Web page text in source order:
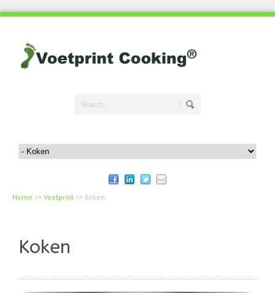
Home >> Voetprint >> Koken
Koken